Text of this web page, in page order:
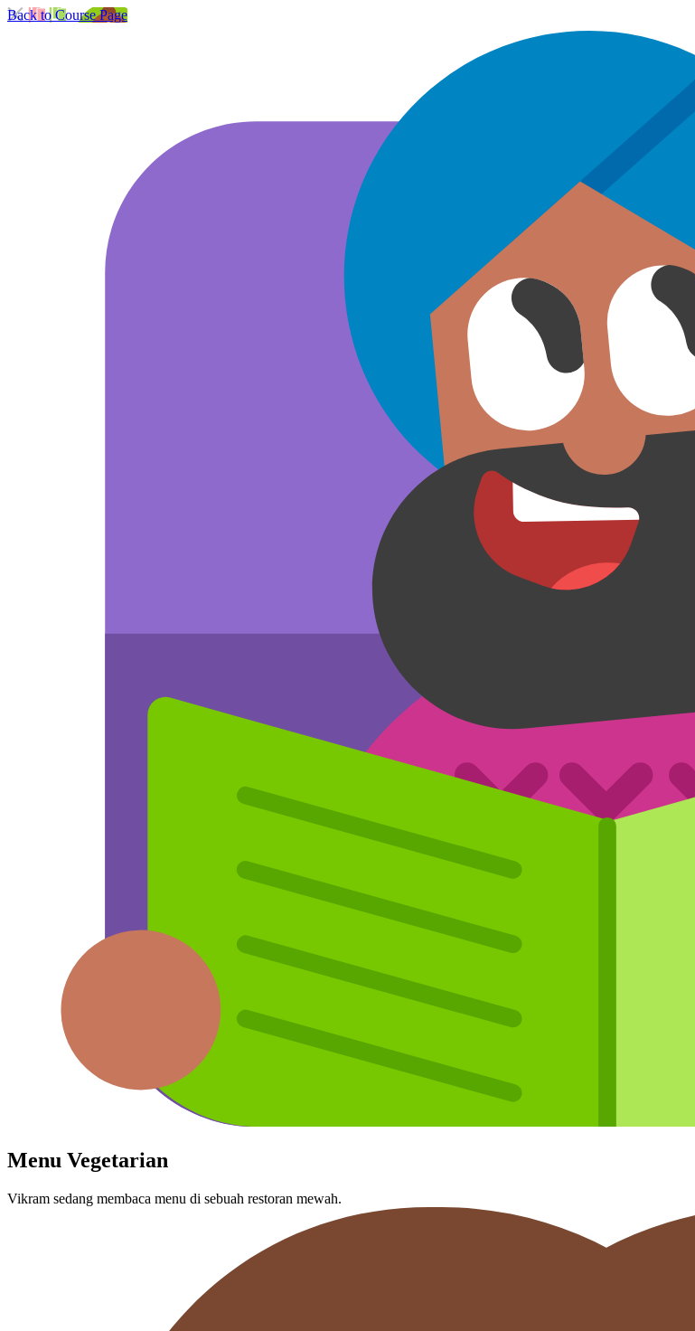
Back to Course Page
Menu Vegetarian
Vikram sedang membaca menu di sebuah restoran mewah.